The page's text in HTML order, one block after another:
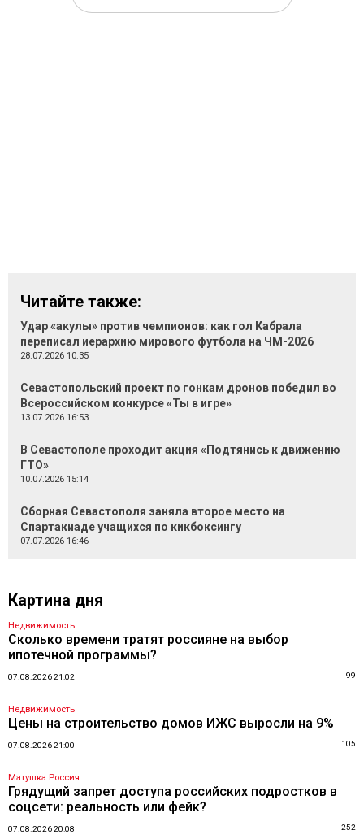
Читайте также:
Удар «акулы» против чемпионов: как гол Кабрала
переписал иерархию мирового футбола на ЧМ-2026
28.07.2026 10:35
Севастопольский проект по гонкам дронов победил во
Всероссийском конкурсе «Ты в игре»
13.07.2026 16:53
В Севастополе проходит акция «Подтянись к движению
ГТО»
10.07.2026 15:14
Сборная Севастополя заняла второе место на
Спартакиаде учащихся по кикбоксингу
07.07.2026 16:46
Картина дня
Недвижимость
Сколько времени тратят россияне на выбор
ипотечной программы?
07.08.2026 21:02 99
Недвижимость
Цены на строительство домов ИЖС выросли на 9%
07.08.2026 21:00 105
Матушка Россия
Грядущий запрет доступа российских подростков в
соцсети: реальность или фейк?
07.08.2026 20:08 252